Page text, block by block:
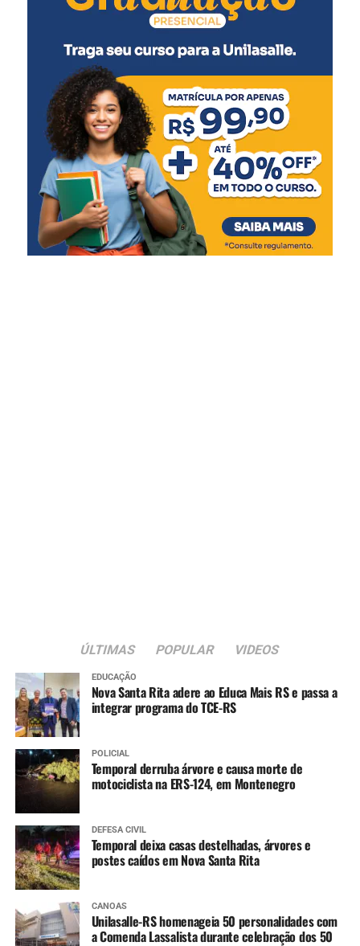
O secretário de Cultura e Turismo, Caio Flavio dos
Santos, ressaltou a organização do evento, pensado para
agradar diferentes públicos.
“Todas as secretarias
fizeram muito para que
este evento ocorresse. É
uma festa de integração, de
união, onde a gente
pretende fazer com que o
cidadão de Canoas
bastante a escolinha de
trânsito”, conta.
A dona de casa Sônia Gomes Chaves, 68, também
participou do evento.
“Adorei a programação.
Cheguei cedo no parque e
fiz aula de dança, ganhei
uma muda de cereja, que
vou plantar junto das
plantinhas que eram da
ÚLTIMAS POPULAR VIDEOS
EDUCAÇÃO
Nova Santa Rita adere ao Educa Mais RS e passa a
integrar programa do TCE-RS
POLICIAL
Temporal derruba árvore e causa morte de
motociclista na ERS-124, em Montenegro
DEFESA CIVIL
Temporal deixa casas destelhadas, árvores e
postes caídos em Nova Santa Rita
CANOAS
Unilasalle-RS homenageia 50 personalidades com
a Comenda Lassalista durante celebração dos 50